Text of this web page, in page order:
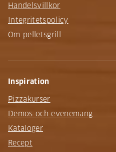
Handelsvillkor
Integritetspolicy
Om pelletsgrill
Inspiration
Pizzakurser
Demos och evenemang
Kataloger
Recept